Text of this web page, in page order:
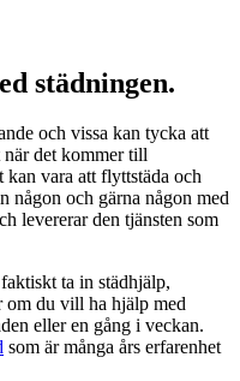
städningen.
och vissa kan tycka att
det kommer till
vara att flyttstäda och
någon och gärna någon med
levererar den tjänsten som
ta in städhjälp,
om du vill ha hjälp med
eller en gång i veckan.
som är många års erfarenhet